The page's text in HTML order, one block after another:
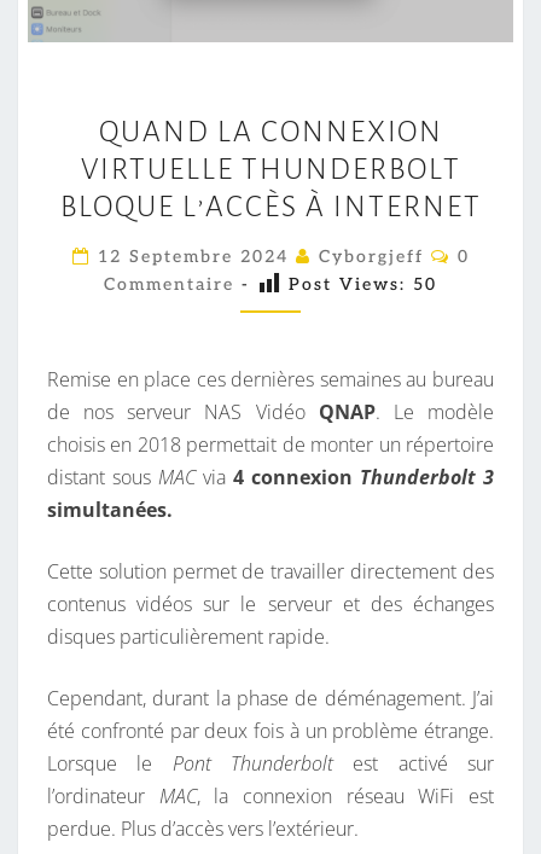
U
A
N
L
A
O
N
O
N
V
R
T
U
E
L
QUAND LA CONNEXION
VIRTUELLE THUNDERBOLT
BLOQUE L’ACCÈS À INTERNET
12 Septembre 2024 Cyborgjeff
C
A
I
R
E
0
Commentaire - Post Views: 50
Remise en place ces dernières semaines au bureau
de nos serveur NAS Vidéo QNAP. Le modèle
choisis en 2018 permettait de monter un répertoire
distant sous MACvia 4 connexion Thunderbolt 3
simultanées.
Cette solution permet de travailler directement des
contenus vidéos sur le serveur et des échanges
disques particulièrement rapide.
Cependant, durant la phase de déménagement. J’ai
été confronté par deux fois à un problème étrange.
Lorsque le Pont Thunderboltest activé sur
l’ordinateur MAC, la connexion réseau WiFi est
perdue. Plus d’accès vers l’extérieur.